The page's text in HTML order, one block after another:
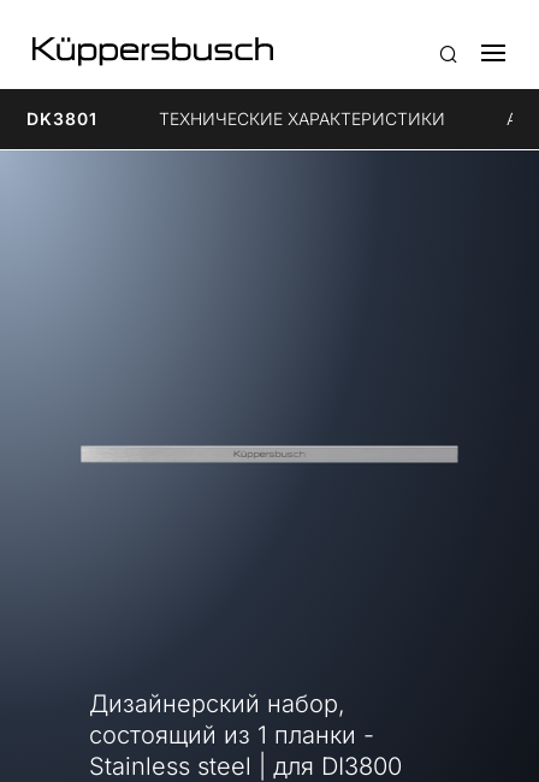
DK3801 ТЕХНИЧЕСКИЕ ХАРАКТЕРИСТИКИ
Дизайнерский набор,
состоящий из 1 планки -
Stainless steel | для DI3800